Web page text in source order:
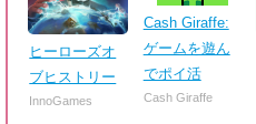
ヒーローズオ
ブヒストリー
InnoGames
Cash Giraffe:
ゲームを遊ん
でポイ活
Cash Giraffe